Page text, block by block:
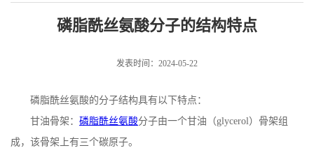
磷脂酰丝氨酸分子的结构特点
发表时间：2024-05-22
磷脂酰丝氨酸的分子结构具有以下特点：
甘油骨架： 磷脂酰丝氨酸分子由一个甘油（glycerol）骨架组
成，该骨架上有三个碳原子。